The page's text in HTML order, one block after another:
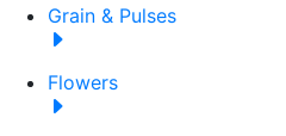
Grain & Pulses
Flowers